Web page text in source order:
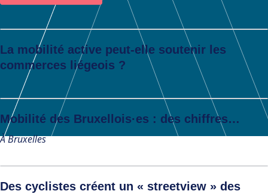
La mobilité active peut-elle soutenir les
commerces liégeois ?
Actualité
Mobilité des Bruxellois·es : des chiffres…
À Bruxelles
Des cyclistes créent un « streetview » des